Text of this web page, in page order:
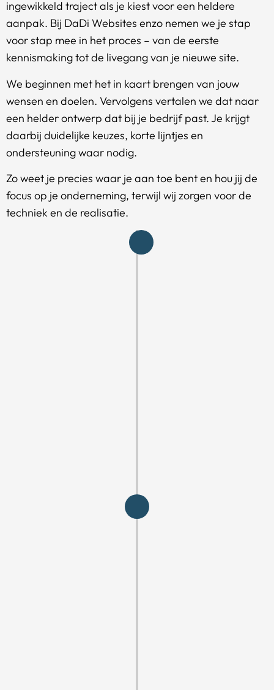
ingewikkeld traject als je kiest voor een heldere
aanpak. Bij DaDi Websites enzo nemen we je stap
voor stap mee in het proces – van de eerste
kennismaking tot de livegang van je nieuwe site.
We beginnen met het in kaart brengen van jouw
wensen en doelen. Vervolgens vertalen we dat naar
een helder ontwerp dat bij je bedrijf past. Je krijgt
daarbij duidelijke keuzes, korte lijntjes en
ondersteuning waar nodig.
Zo weet je precies waar je aan toe bent en hou jij de
focus op je onderneming, terwijl wij zorgen voor de
techniek en de realisatie.